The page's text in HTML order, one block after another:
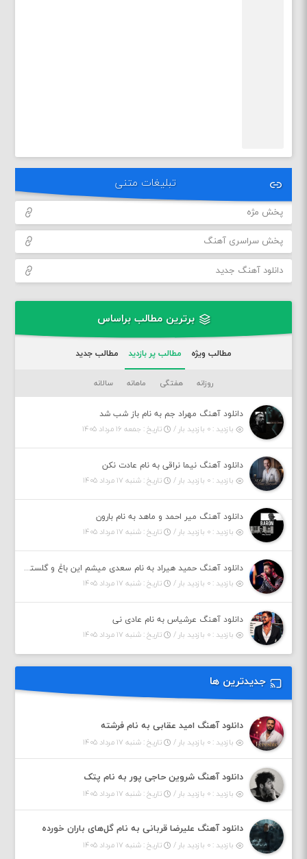
تبلیغات متنی
پخش مژه
پخش سراسری آهنگ
دانلود آهنگ جدید
برترین مطالب براساس
مطالب ویژه مطالب پر بازدید مطالب جدید
روزانه هفتگی ماهانه سالانه
دانلود آهنگ مهراد جم به نام باز شب شد
بازدید : ۰ بازدید بار /
تاریخ : جمعه ۱۶ مرداد ۱۴۰۵
دانلود آهنگ نیما نراقی به نام عادت نکن
بازدید : ۰ بازدید بار /
تاریخ : شنبه ۱۷ مرداد ۱۴۰۵
دانلود آهنگ میر احمد و ماهد به نام بارون
بازدید : ۰ بازدید بار /
تاریخ : شنبه ۱۷ مرداد ۱۴۰۵
دانلود آهنگ حمید هیراد به نام سعدی میشم این باغ و گلستون کنی واسم خیام زمانه ام به تو پرت حواسم
بازدید : ۰ بازدید بار /
تاریخ : شنبه ۱۷ مرداد ۱۴۰۵
دانلود آهنگ عرشیاس به نام عادی نی
بازدید : ۰ بازدید بار /
تاریخ : شنبه ۱۷ مرداد ۱۴۰۵
جدیدترین ها
دانلود آهنگ امید عقابی به نام فرشته
بازدید : ۰ بازدید بار / تاریخ : شنبه ۱۷ مرداد ۱۴۰۵
دانلود آهنگ شروین حاجی پور به نام پتک
بازدید : ۰ بازدید بار / تاریخ : شنبه ۱۷ مرداد ۱۴۰۵
دانلود آهنگ علیرضا قربانی به نام گل‌های باران خورده
بازدید : ۰ بازدید بار / تاریخ : شنبه ۱۷ مرداد ۱۴۰۵